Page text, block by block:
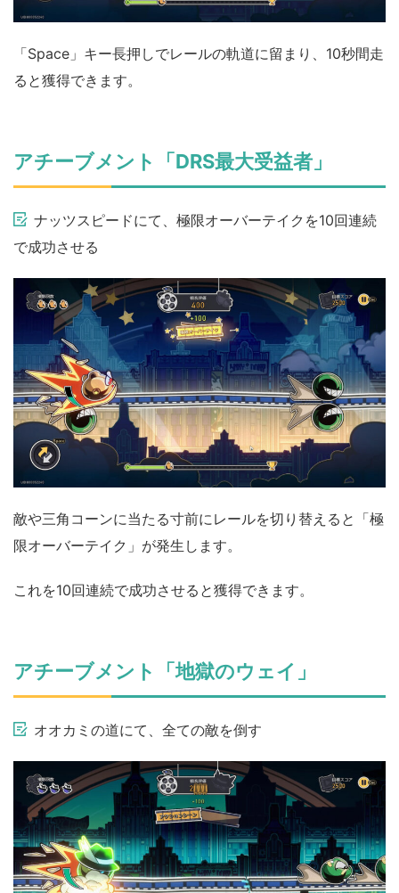
「Space」キー長押しでレールの軌道に留まり、10秒間走
ると獲得できます。
アチーブメント「DRS最大受益者」
ナッツスピードにて、極限オーバーテイクを10回連続
で成功させる
敵や三角コーンに当たる寸前にレールを切り替えると「極
限オーバーテイク」が発生します。
これを10回連続で成功させると獲得できます。
アチーブメント「地獄のウェイ」
オオカミの道にて、全ての敵を倒す